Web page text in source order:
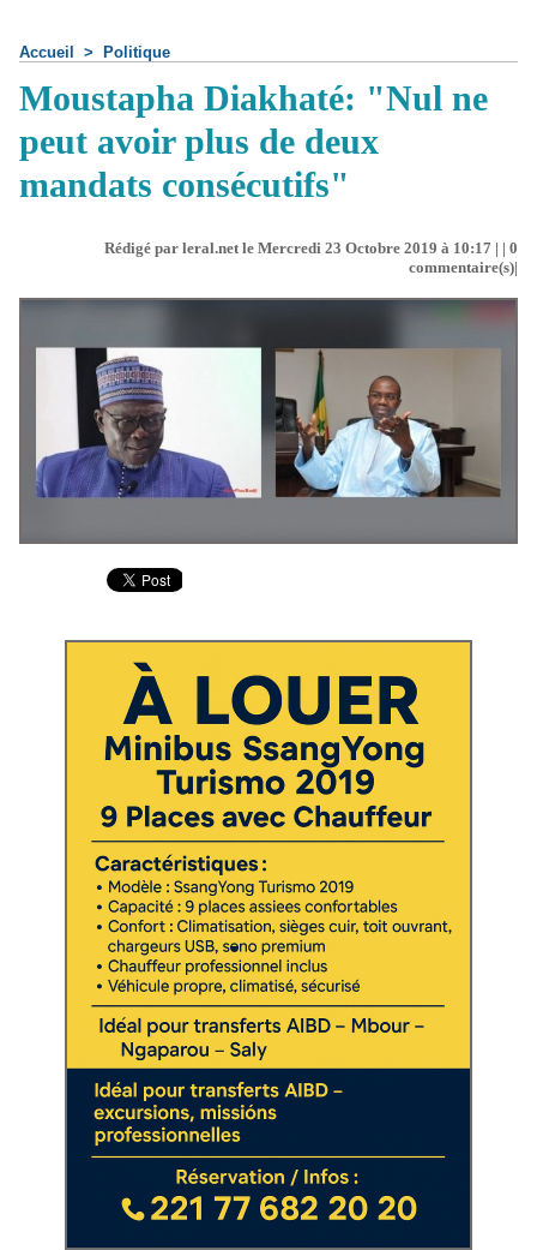
Accueil > Politique
Moustapha Diakhaté: "Nul ne
peut avoir plus de deux
mandats consécutifs"
Rédigé par leral.net le Mercredi 23 Octobre 2019 à 10:17 | | 0
commentaire(s)|